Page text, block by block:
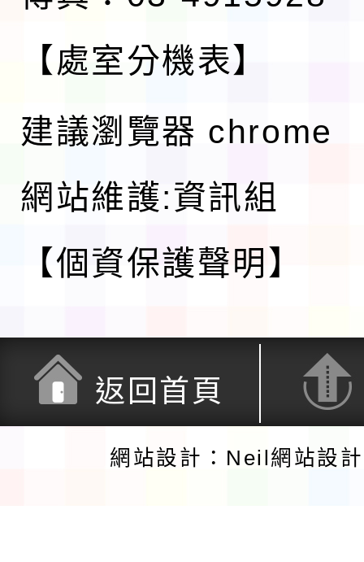
【處室分機表】
建議瀏覽器 chrome
網站維護:資訊組
【個資保護聲明】
返回首頁
網站設計：Neil網站設